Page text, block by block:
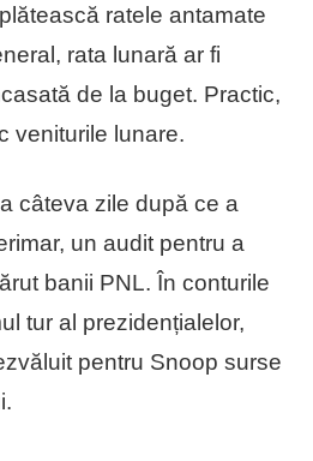
ratele antamate
rata lunară ar fi
de la buget. Practic,
veniturile lunare.
câteva zile după ce a
un audit pentru a
banii PNL. În conturile
tur al prezidențialelor,
pentru Snoop surse